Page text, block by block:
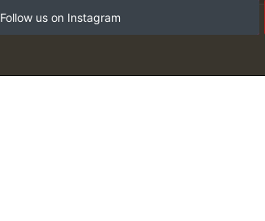
Follow us on Instagram